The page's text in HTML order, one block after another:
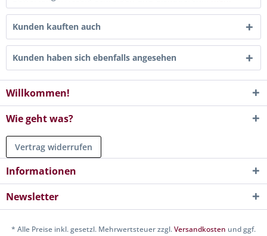
Kunden kauften auch
Kunden haben sich ebenfalls angesehen
Willkommen!
Wie geht was?
Vertrag widerrufen
Informationen
Newsletter
* Alle Preise inkl. gesetzl. Mehrwertsteuer zzgl.Versandkosten und ggf.